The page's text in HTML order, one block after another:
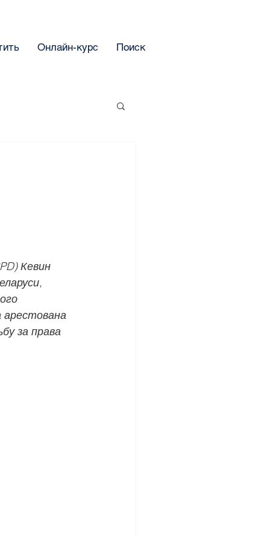
Онлайн-курс Поиск
Кевин
за права